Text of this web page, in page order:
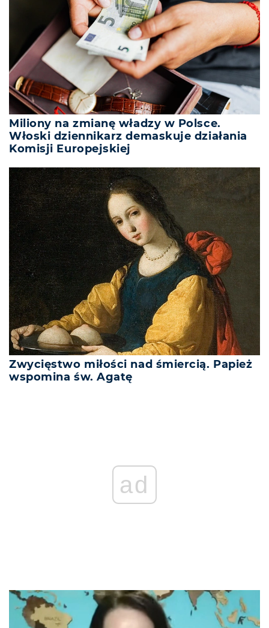
Miliony na zmianę władzy w Polsce.
Włoski dziennikarz demaskuje działania
Komisji Europejskiej
Zwycięstwo miłości nad śmiercią. Papież
wspomina św. Agatę
ad